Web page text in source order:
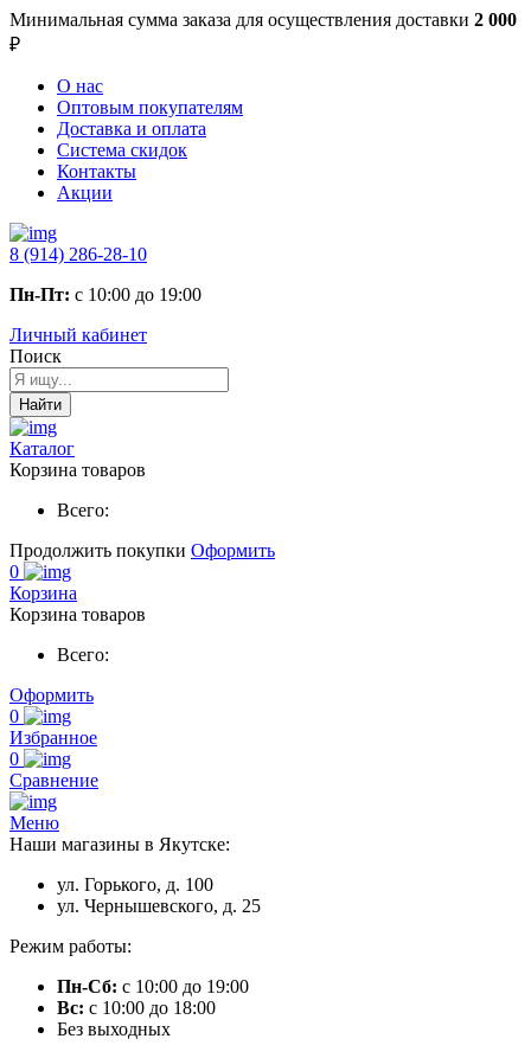
Минимальная сумма заказа для осуществления доставки 2 000
₽
О нас
Оптовым покупателям
Доставка и оплата
Система скидок
Контакты
Акции
8 (914) 286-28-10
Пн-Пт: с 10:00 до 19:00
Личный кабинет
Поиск
Найти
Каталог
Корзина товаров
Всего:
Продолжить покупки Оформить
0
Корзина
Корзина товаров
Всего:
Оформить
0
Избранное
0
Сравнение
Меню
Наши магазины в Якутске:
ул. Горького, д. 100
ул. Чернышевского, д. 25
Режим работы:
Пн-Сб: с 10:00 до 19:00
Вс: с 10:00 до 18:00
Без выходных